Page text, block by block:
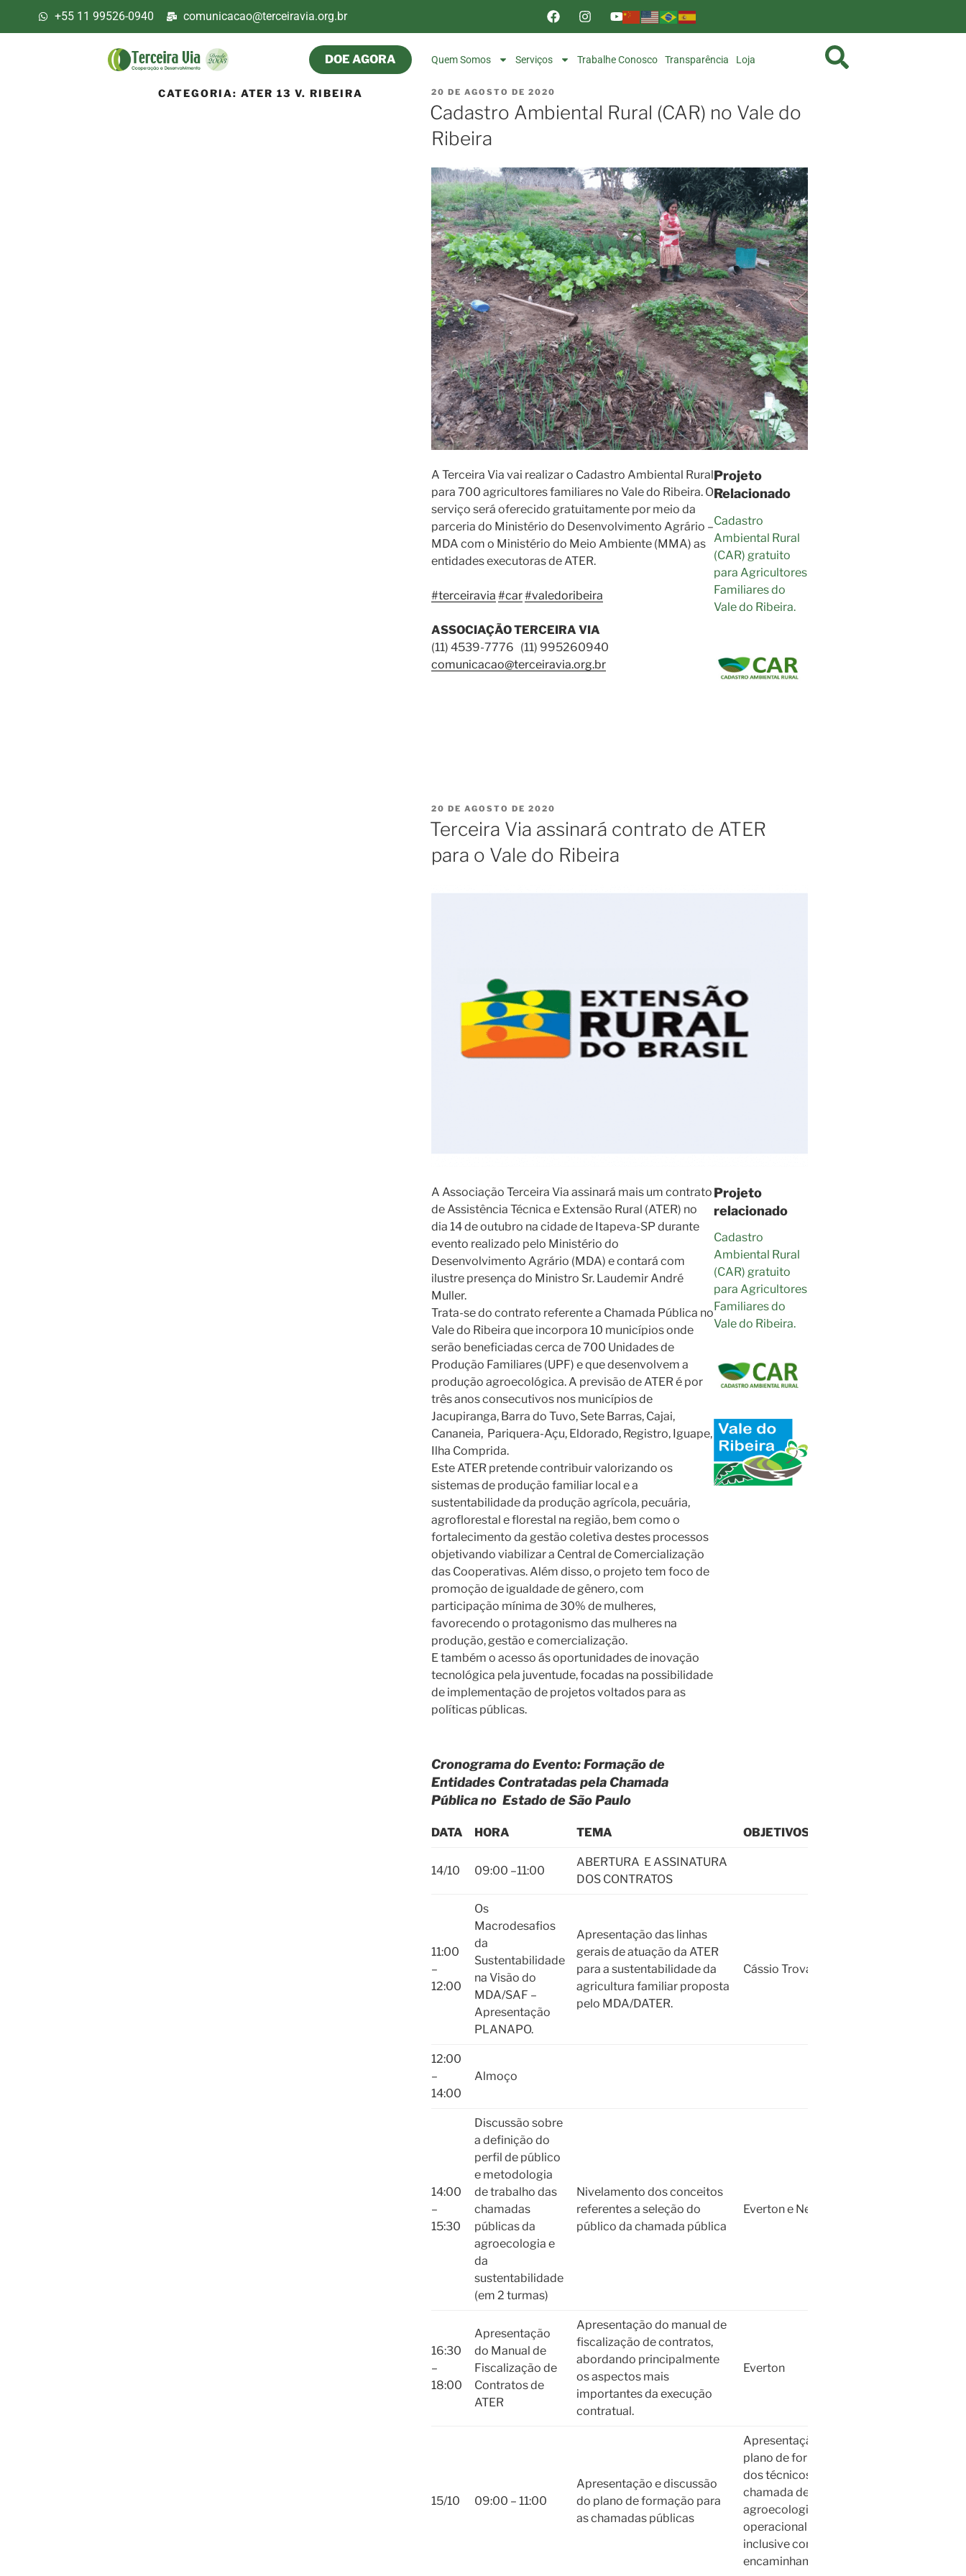
+55 11 99526-0940 comunicacao@terceiravia.org.br
DOE AGORA Quem Somos Serviços Trabalhe Conosco Transparência Loja
CATEGORIA: ATER 13 V. RIBEIRA 20 DE AGOSTO DE 2020
Cadastro Ambiental Rural (CAR) no Vale do
Ribeira
A Terceira Via vai realizar o Cadastro Ambiental Rural
para 700 agricultores familiares no Vale do Ribeira. O
serviço será oferecido gratuitamente por meio da
parceria do Ministério do Desenvolvimento Agrário –
MDA com o Ministério do Meio Ambiente (MMA) as
entidades executoras de ATER.
#terceiravia #car#valedoribeira
ASSOCIAÇÃO TERCEIRA VIA
(11) 4539-7776 (11) 995260940
comunicacao@terceiravia.org.br
Projeto
Relacionado
Cadastro
Ambiental Rural
(CAR) gratuito
para Agricultores
Familiares do
Vale do Ribeira.
20 DE AGOSTO DE 2020
Terceira Via assinará contrato de ATER
para o Vale do Ribeira
A Associação Terceira Via assinará mais um contrato
de Assistência Técnica e Extensão Rural (ATER) no
dia 14 de outubro na cidade de Itapeva-SP durante
evento realizado pelo Ministério do
Desenvolvimento Agrário (MDA) e contará com
ilustre presença do Ministro Sr. Laudemir André
Muller.
Trata-se do contrato referente a Chamada Pública no
Vale do Ribeira que incorpora 10 municípios onde
serão beneficiadas cerca de 700 Unidades de
Produção Familiares (UPF) e que desenvolvem a
produção agroecológica. A previsão de ATER é por
três anos consecutivos nos municípios de
Jacupiranga, Barra do Tuvo, Sete Barras, Cajai,
Cananeia, Pariquera-Açu, Eldorado, Registro, Iguape,
Ilha Comprida.
Este ATER pretende contribuir valorizando os
sistemas de produção familiar local e a
sustentabilidade da produção agrícola, pecuária,
agroflorestal e florestal na região, bem como o
fortalecimento da gestão coletiva destes processos
objetivando viabilizar a Central de Comercialização
das Cooperativas. Além disso, o projeto tem foco de
promoção de igualdade de gênero, com
participação mínima de 30% de mulheres,
favorecendo o protagonismo das mulheres na
produção, gestão e comercialização.
E também o acesso ás oportunidades de inovação
tecnológica pela juventude, focadas na possibilidade
de implementação de projetos voltados para as
políticas públicas.
Cronograma do Evento: Formação de
Entidades Contratadas pela Chamada
Pública no Estado de São Paulo
Projeto
relacionado
Cadastro
Ambiental Rural
(CAR) gratuito
para Agricultores
Familiares do
Vale do Ribeira.
DATA HORA TEMA OBJETIVOS
14/10 09:00 –11:00
ABERTURA E ASSINATURA
DOS CONTRATOS
11:00
–
12:00
Os
Macrodesafios
da
Sustentabilidade
na Visão do
MDA/SAF –
Apresentação
PLANAPO.
Apresentação das linhas
gerais de atuação da ATER
para a sustentabilidade da
agricultura familiar proposta
pelo MDA/DATER.
Cássio Trovatto
12:00
–
14:00
Almoço
14:00
–
15:30
Discussão sobre
a definição do
perfil de público
e metodologia
de trabalho das
chamadas
públicas da
agroecologia e
da
sustentabilidade
(em 2 turmas)
Nivelamento dos conceitos
referentes a seleção do
público da chamada pública
Everton e Nejakson
16:30
–
18:00
Apresentação
do Manual de
Fiscalização de
Contratos de
ATER
Apresentação do manual de
fiscalização de contratos,
abordando principalmente
os aspectos mais
importantes da execução
contratual.
Everton
15/10 09:00 – 11:00
Apresentação e discussão
do plano de formação para
as chamadas públicas
Apresentação do
plano de formação
dos técnicos da
chamada de
agroecologia e sua
operacionalização,
inclusive com os
encaminhamentos